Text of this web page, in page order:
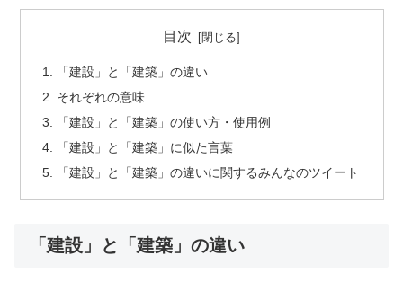
目次
「建設」と「建築」の違い
それぞれの意味
「建設」と「建築」の使い方・使用例
「建設」と「建築」に似た言葉
「建設」と「建築」の違いに関するみんなのツイート
「建設」と「建築」の違い